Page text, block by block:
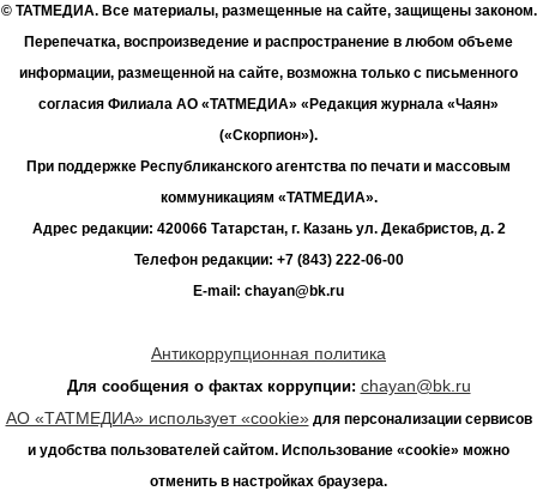
© ТАТМЕДИА. Все материалы, размещенные на сайте, защищены законом.
Перепечатка, воспроизведение и распространение в любом объеме
информации, размещенной на сайте, возможна только с письменного
согласия Филиала АО «ТАТМЕДИА» «Редакция журнала «Чаян»
(«Скорпион»).
При поддержке Республиканского агентства по печати и массовым
коммуникациям «ТАТМЕДИА».
Адрес редакции: 420066 Татарстан, г. Казань ул. Декабристов, д. 2
Телефон редакции: +7 (843) 222-06-00
E-mail: chayan@bk.ru
Антикоррупционная политика
Для сообщения о фактах коррупции: chayan@bk.ru
АО «ТАТМЕДИА» использует «cookie»для персонализации сервисов
и удобства пользователей сайтом. Использование «cookie» можно
отменить в настройках браузера.